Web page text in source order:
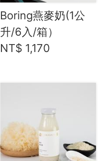
Boring燕麥奶(1公
升/6入/箱）
NT$ 1,170